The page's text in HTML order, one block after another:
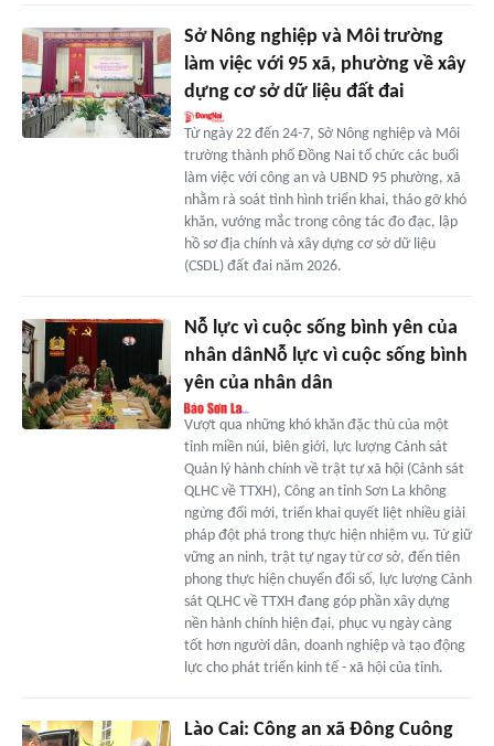
Sở Nông nghiệp và Môi trường
làm việc với 95 xã, phường về xây
dựng cơ sở dữ liệu đất đai
Từ ngày 22 đến 24-7, Sở Nông nghiệp và Môi
trường thành phố Đồng Nai tổ chức các buổi
làm việc với công an và UBND 95 phường, xã
nhằm rà soát tình hình triển khai, tháo gỡ khó
khăn, vướng mắc trong công tác đo đạc, lập
hồ sơ địa chính và xây dựng cơ sở dữ liệu
(CSDL) đất đai năm 2026.
Nỗ lực vì cuộc sống bình yên của
nhân dânNỗ lực vì cuộc sống bình
yên của nhân dân
Vượt qua những khó khăn đặc thù của một
tỉnh miền núi, biên giới, lực lượng Cảnh sát
Quản lý hành chính về trật tự xã hội (Cảnh sát
QLHC về TTXH), Công an tỉnh Sơn La không
ngừng đổi mới, triển khai quyết liệt nhiều giải
pháp đột phá trong thực hiện nhiệm vụ. Từ giữ
vững an ninh, trật tự ngay từ cơ sở, đến tiên
phong thực hiện chuyển đổi số, lực lượng Cảnh
sát QLHC về TTXH đang góp phần xây dựng
nền hành chính hiện đại, phục vụ ngày càng
tốt hơn người dân, doanh nghiệp và tạo động
lực cho phát triển kinh tế - xã hội của tỉnh.
Lào Cai: Công an xã Đông Cuông